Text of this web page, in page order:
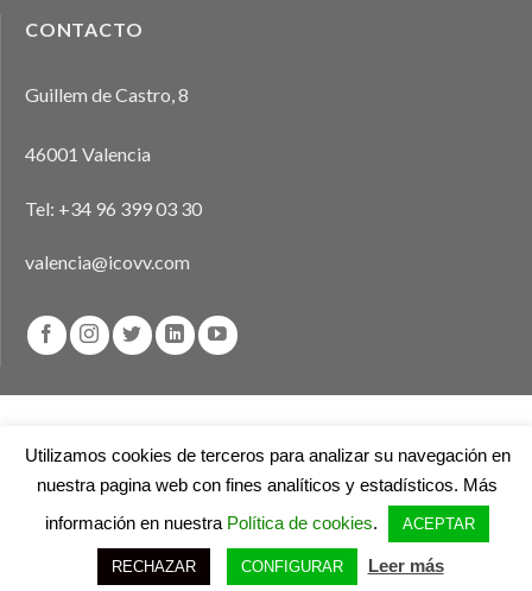
CONTACTO
Guillem de Castro, 8
46001 Valencia
Tel: +34 96 399 03 30
valencia@icovv.com
© 2026Ilustre Colegio de Veterinarios de Valencia
Utilizamos cookies de terceros para analizar su navegación en
nuestra pagina web con fines analíticos y estadísticos. Más
información en nuestra Política de cookies. ACEPTAR
RECHAZAR CONFIGURAR Leer más